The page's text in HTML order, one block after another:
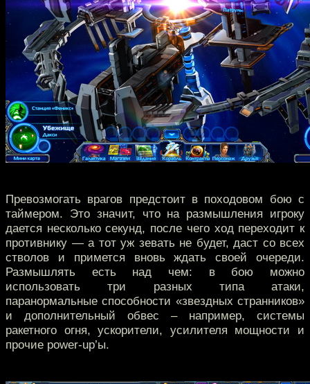
Превозмогать врагов предстоит в походовом бою с
таймером. Это значит, что на размышления игроку
дается несколько секунд, после чего ход переходит к
противнику — а тот уж зевать не будет, даст со всех
стволов и примется вновь ждать своей очереди.
Размышлять есть над чем: в бою можно
использовать три разных типа атаки,
паранормальные способности «звездных странников»
и дополнительный обвес – например, системы
ракетного огня, ускорители, усилителя мощности и
прочие power-up’ы.